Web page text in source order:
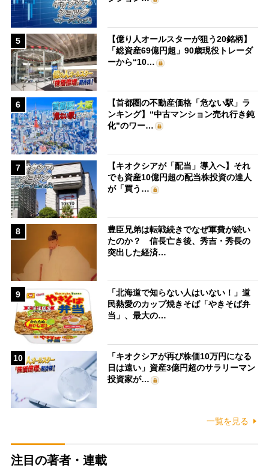
5
【億り人オールスターが狙う20銘柄】
「総資産69億円超」90歳現役トレーダ
ーから“10…
6
【首都圏の不動産価格「危ない駅」ラ
ンキング】“中古マンション売れ行き鈍
化”のワー…
7
【キオクシアが「配当」導入へ】それ
でも資産10億円超の配当株投資の達人
が「買う…
8
豊臣兄弟は転戦続きでなぜ軍費が続い
たのか？ 信長亡き後、秀吉・秀長の
突出した経済…
9
「北海道で知らない人はいない！」道
民熱愛のカップ焼きそば「やきそば弁
当」、最大の…
10
「キオクシアが再び株価10万円になる
日は遠い」資産3億円超のサラリーマン
投資家が…
一覧を見る
注目の著者・連載